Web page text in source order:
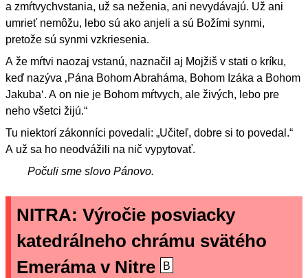
a zmŕtvychvstania, už sa neženia, ani nevydávajú. Už ani
umrieť nemôžu, lebo sú ako anjeli a sú Božími synmi,
pretože sú synmi vzkriesenia.
A že mŕtvi naozaj vstanú, naznačil aj Mojžiš v stati o kríku,
keď nazýva ‚Pána Bohom Abraháma, Bohom Izáka a Bohom
Jakuba‘. A on nie je Bohom mŕtvych, ale živých, lebo pre
neho všetci žijú.“
Tu niektorí zákonníci povedali: „Učiteľ, dobre si to povedal.“
A už sa ho neodvážili na nič vypytovať.
Počuli sme slovo Pánovo.
NITRA: Výročie posviacky
katedrálneho chrámu svätého
Emeráma v Nitre
B